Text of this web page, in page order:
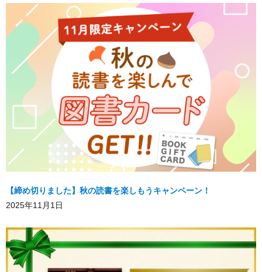
【締め切りました】秋の読書を楽しもうキャンペーン！
2025年11月1日